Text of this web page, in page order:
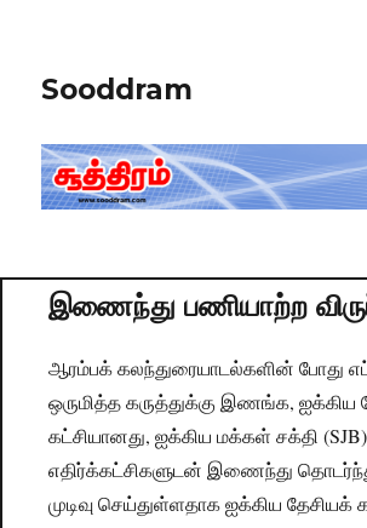
Sooddram
இணைந்து பணியாற்ற
ஆரம்பக் கலந்துரையாடல்களின் போது
ஒருமித்த கருத்துக்கு இணங்க, ஐக்கிய
கட்சியானது, ஐக்கிய மக்கள் சக்தி (SJB)
எதிர்க்கட்சிகளுடன் இணைந்து
முடிவு செய்துள்ளதாக ஐக்கிய தேசியக்